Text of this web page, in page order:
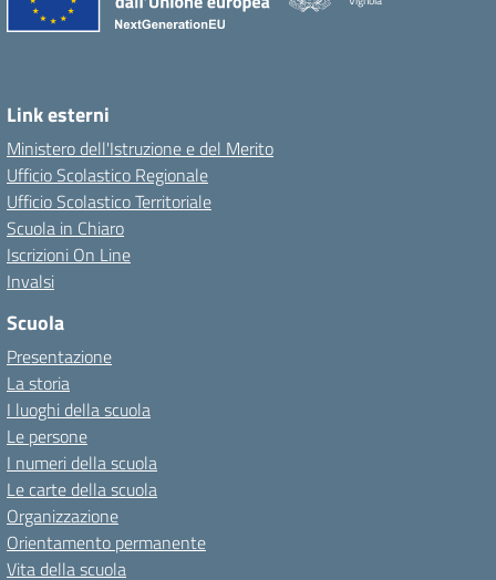
Link esterni
Ministero dell'Istruzione e del Merito
Ufficio Scolastico Regionale
Ufficio Scolastico Territoriale
Scuola in Chiaro
Iscrizioni On Line
Invalsi
Scuola
Presentazione
La storia
I luoghi della scuola
Le persone
I numeri della scuola
Le carte della scuola
Organizzazione
Orientamento permanente
Vita della scuola